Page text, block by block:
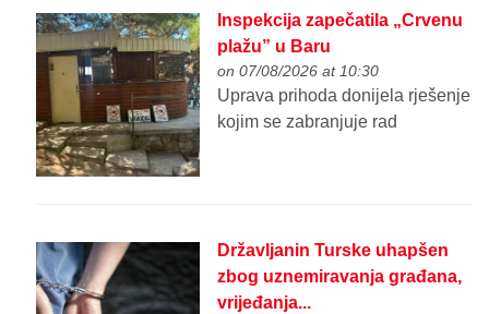
Inspekcija zapečatila „Crvenu
plažu” u Baru
on 07/08/2026 at 10:30
Uprava prihoda donijela rješenje
kojim se zabranjuje rad
Državljanin Turske uhapšen
zbog uznemiravanja građana,
vrijeđanja...